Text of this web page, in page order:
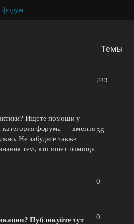
форум
Темы
743
Ищете помощи у
категория форума — именно
Не забудьте также
тем, кто ищет помощь
36
0
Публикуйте тут
0